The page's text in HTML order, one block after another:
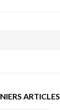
ARTICLES